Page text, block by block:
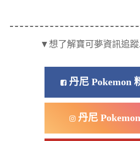
▼想了解寶可夢資訊追蹤
丹尼 Pokemon
丹尼